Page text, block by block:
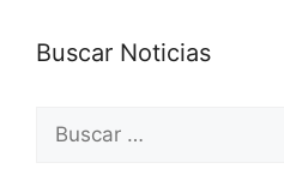
Buscar Noticias